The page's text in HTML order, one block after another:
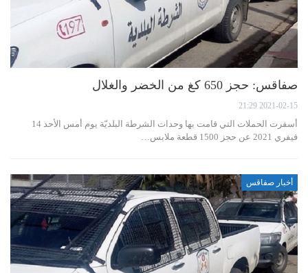
صفاقس: حجز 650 كغ من الخضر والغلال
2021-02-15 21:29
أسفرت الحملات التي قامت بها وحدات الشرطة البلديّة يوم أمس الأحد 14
فيفري 2021 عن حجز 1500 قطعة ملابس…
أخبار صفاقس